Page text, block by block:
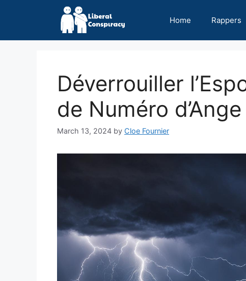
Home Rappers
Déverrouiller
de Numéro d’Ange
March 13, 2024 by Cloe Fournier